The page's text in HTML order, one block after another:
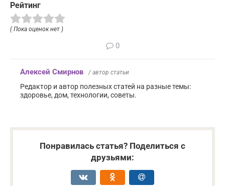
Рейтинг
( Пока оценок нет )
0
Алексей Смирнов / автор статьи
Редактор и автор полезных статей на разные темы:
здоровье, дом, технологии, советы.
Понравилась статья? Поделиться с
друзьями: